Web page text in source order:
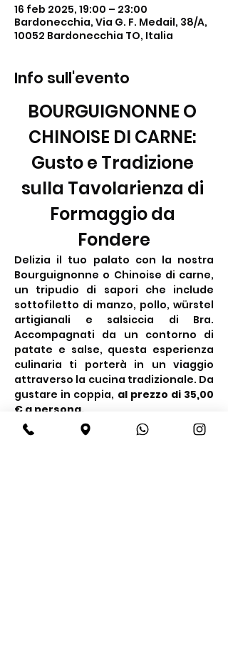
16 feb 2025, 19:00 – 23:00
Bardonecchia, Via G. F. Medail, 38/A,
10052 Bardonecchia TO, Italia
Info sull'evento
BOURGUIGNONNE O
CHINOISE DI CARNE:
Gusto e Tradizione
sulla Tavolarienza di
Formaggio da
Fondere
Delizia il tuo palato con la nostra
Bourguignonne o Chinoise di carne,
un tripudio di sapori che include
sottofiletto di manzo, pollo, würstel
artigianali e salsiccia di Bra.
Accompagnati da un contorno di
patate e salse, questa esperienza
culinaria ti porterà in un viaggio
attraverso la cucina tradizionale. Da
gustare in coppia, al prezzo di 35,00
€ a persona.